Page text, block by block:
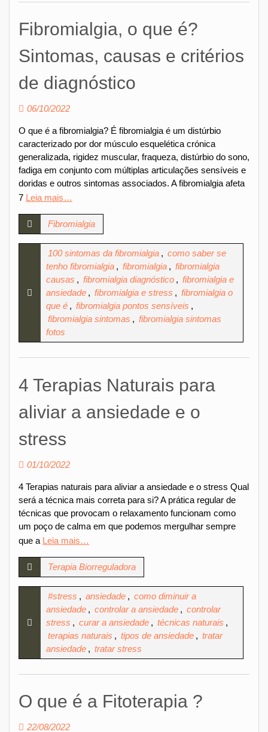
Fibromialgia, o que é?
Sintomas, causas e critérios
de diagnóstico
06/10/2022
O que é a fibromialgia? É fibromialgia é um distúrbio
caracterizado por dor músculo esquelética crónica
generalizada, rigidez muscular, fraqueza, distúrbio do sono,
fadiga em conjunto com múltiplas articulações sensíveis e
doridas e outros sintomas associados. A fibromialgia afeta
7 Leia mais…
Fibromialgia
100 sintomas da fibromialgia , como saber se
tenho fibromialgia , fibromialgia , fibromialgia
causas , fibromialgia diagnóstico , fibromialgia e
ansiedade , fibromialgia e stress , fibromialgia o
que é , fibromialgia pontos sensíveis ,
fibromialgia sintomas , fibromialgia sintomas
fotos
4 Terapias Naturais para
aliviar a ansiedade e o
stress
01/10/2022
4 Terapias naturais para aliviar a ansiedade e o stress Qual
será a técnica mais correta para si? A prática regular de
técnicas que provocam o relaxamento funcionam como
um poço de calma em que podemos mergulhar sempre
que a Leia mais…
Terapia Biorreguladora
#stress , ansiedade , como diminuir a
ansiedade , controlar a ansiedade , controlar
stress , curar a ansiedade , técnicas naturais ,
terapias naturais , tipos de ansiedade , tratar
ansiedade , tratar stress
O que é a Fitoterapia ?
22/08/2022